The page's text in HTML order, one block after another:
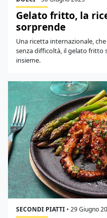
Gelato fritto, la
sorprende
Una ricetta internazionale,
senza difficoltà, il gelato fritto
insieme.
SECONDI PIATTI • 29 Giugno